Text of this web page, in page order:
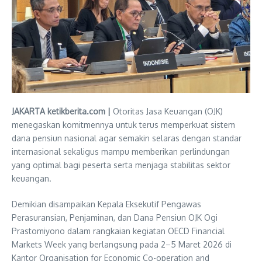
JAKARTA ketikberita.com | Otoritas Jasa Keuangan (OJK)
menegaskan komitmennya untuk terus memperkuat sistem
dana pensiun nasional agar semakin selaras dengan standar
internasional sekaligus mampu memberikan perlindungan
yang optimal bagi peserta serta menjaga stabilitas sektor
keuangan.
Demikian disampaikan Kepala Eksekutif Pengawas
Perasuransian, Penjaminan, dan Dana Pensiun OJK Ogi
Prastomiyono dalam rangkaian kegiatan OECD Financial
Markets Week yang berlangsung pada 2–5 Maret 2026 di
Kantor Organisation for Economic Co-operation and